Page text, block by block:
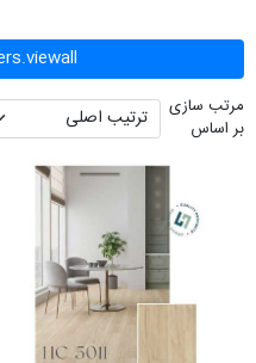
مرتب سازی
بر اساس